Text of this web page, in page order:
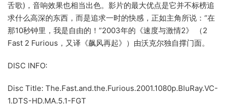
舌歌)，音响效果也相当出色。影片的最大优点是它并不标榜追
求什么高深的东西，而是追求一时的快感，正如主角所说：“在
那10秒钟里，我是自由的！”2003年的《速度与激情2》 （2
Fast 2 Furious，又译《飙风再起》）由沃克尔独自撑门面。
DISC INFO:
Disc Title: The.Fast.and.the.Furious.2001.1080p.BluRay.VC-
1.DTS-HD.MA.5.1-FGT